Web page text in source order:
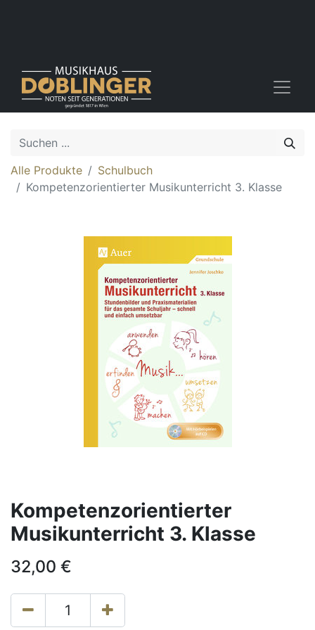
Alle Produkte
Schulbuch
Kompetenzorientierter Musikunterricht 3. Klasse
Kompetenzorientierter
Musikunterricht 3. Klasse
32,00 €